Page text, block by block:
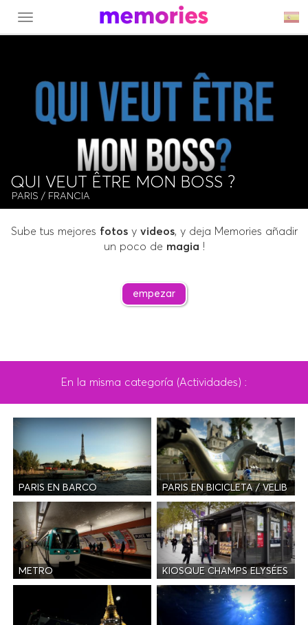
MENU
QUI VEUT ÊTRE MON BOSS ?
PARIS / FRANCIA
Sube tus mejores fotosy videos, y deja Memories añadir
un poco de magia !
empezar
En la misma categoría (Actividades) :
PARIS EN BARCO PARIS EN BICICLETA / VELIB
METRO KIOSQUE CHAMPS ELYSÉES